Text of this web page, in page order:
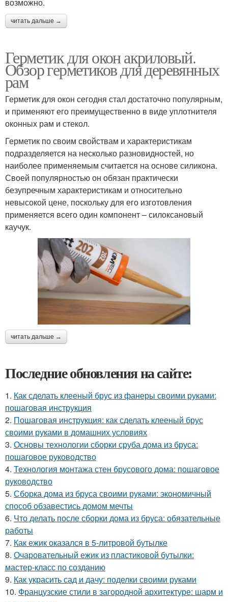
читать дальше →
Герметик для окон акриловый.
Обзор герметиков для деревянных
рам
Герметик для окон сегодня стал достаточно популярным,
и применяют его преимущественно в виде уплотнителя
оконных рам и стекол.
Герметик по своим свойствам и характеристикам
подразделяется на несколько разновидностей, но
наиболее применяемым считается на основе силикона.
Своей популярностью он обязан практически
безупречным характеристикам и относительно
невысокой цене, поскольку для его изготовления
применяется всего один компонент – силоксановый
каучук.
читать дальше →
Последние обновления на сайте:
1. Как сделать клееный брус из фанеры своими руками:
пошаговая инструкция
2. Пошаговая инструкция: как сделать клееный брус
своими руками в домашних условиях
3. Основы технологии сборки сруба дома из бруса:
пошаговое руководство
4. Технология монтажа стен брусового дома: пошаговое
руководство
5. Сборка дома из бруса своими руками: экономичный
способ обзавестись домом мечты
6. Что делать после сборки дома из бруса: обязательные
работы
7. Как ежик оказался в 5-литровой бутылке
8. Очаровательный ежик из пластиковой бутылки:
мастер-класс по созданию
9. Как украсить сад и дачу: поделки своими руками
10. Французские стили в загородной архитектуре: шарм и